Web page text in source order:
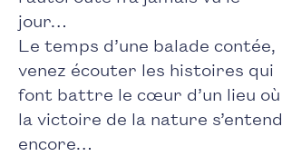
jour…
Le temps d’une balade contée,
venez écouter les histoires qui
font battre le cœur d’un lieu où
la victoire de la nature s’entend
encore…